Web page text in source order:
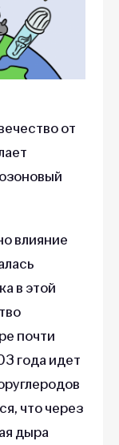
от
влияние
в этой
почти
года идет
что через
дыра